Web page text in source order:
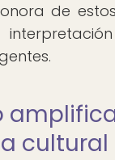
de
cultural